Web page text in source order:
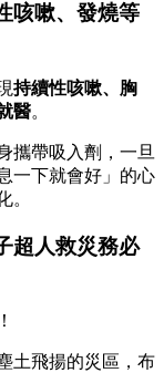
咳嗽、發燒等
持續性咳嗽、胸
醫。
攜帶吸入劑，一旦
一下就會好」的心
。
超人救災務必
土飛揚的災區，布